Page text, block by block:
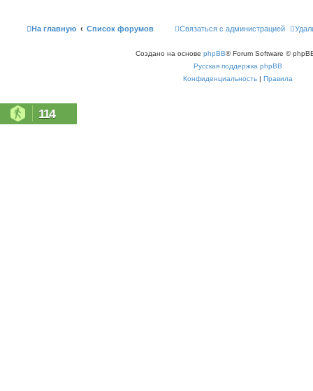
На главную Список форумов Связаться с администрацией
Создано на основе phpBB® Forum Software ©
Русская поддержка phpBB
Конфиденциальность | Правила
114